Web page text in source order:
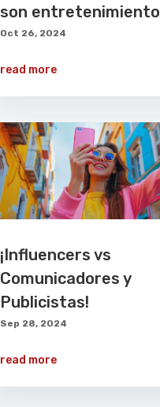
son entretenimiento
Oct 26, 2024
read more
¡Influencers vs
Comunicadores y
Publicistas!
Sep 28, 2024
read more